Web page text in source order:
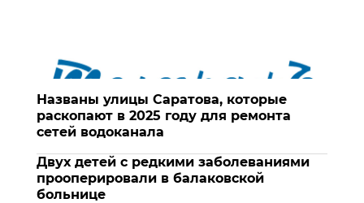
Названы улицы Саратова, которые
раскопают в 2025 году для ремонта
сетей водоканала
Двух детей с редкими заболеваниями
прооперировали в балаковской
больнице